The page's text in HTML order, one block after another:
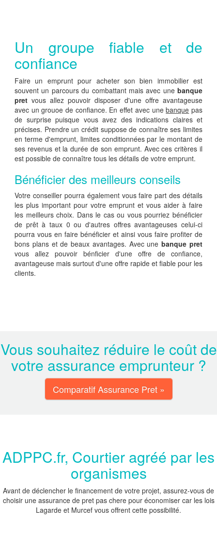
Un groupe fiable et de
confiance
Faire un emprunt pour acheter son bien immobilier est
souvent un parcours du combattant mais avec une banque
pret vous allez pouvoir disposer d'une offre avantageuse
avec un grouoe de confiance. En effet avec unebanque pas
de surprise puisque vous avez des indications claires et
précises. Prendre un crédit suppose de connaître ses limites
en terme d'emprunt, limites conditionnées par le montant de
ses revenus et la durée de son emprunt. Avec ces critères il
est possible de connaître tous les détails de votre emprunt.
Bénéficier des meilleurs conseils
Votre conseiller pourra également vous faire part des détails
les plus important pour votre emprunt et vous aider à faire
les meilleurs choix. Dans le cas ou vous pourriez bénéficier
de prêt à taux 0 ou d'autres offres avantageuses celui-ci
pourra vous en faire bénéficier et ainsi vous faire profiter de
bons plans et de beaux avantages. Avec unebanque pret
vous allez pouvoir bénficier d'une offre de confiance,
avantageuse mais surtout d'une offre rapide et fiable pour les
clients.
Vous souhaitez réduire le coût de
votre assurance emprunteur ?
Comparatif Assurance Pret »
ADPPC.fr, Courtier agréé par les
organismes
Avant de déclencher le financement de votre projet, assurez-vous de
choisir une assurance de pret pas chere pour économiser car les lois
Lagarde et Murcef vous offrent cette possibilité.